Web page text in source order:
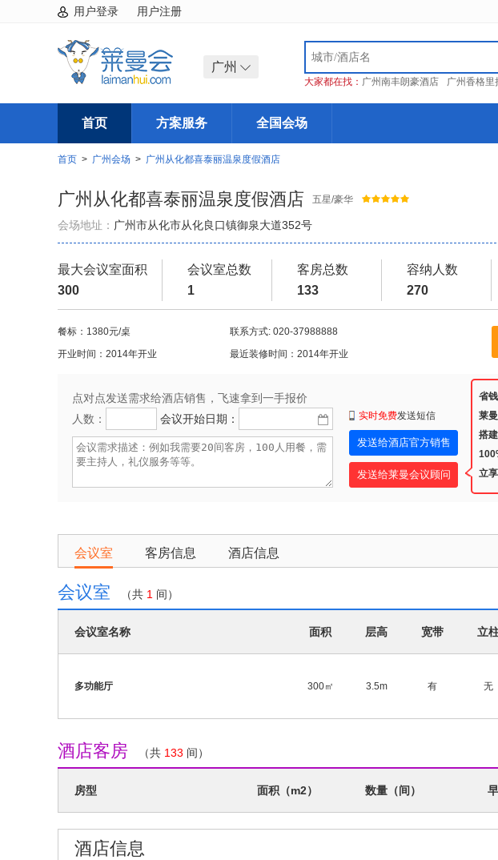
用户登录 用户注册
广州
大家都在找： 广州南丰朗豪酒店 广州香格里
首页 方案服务 全国会场
首页 > 广州会场 > 广州从化都喜泰丽温泉度假酒店
广州从化都喜泰丽温泉度假酒店 五星/豪华
会场地址： 广州市从化市从化良口镇御泉大道352号
最大会议室面积
300
会议室总数
1
客房总数
133
容纳人数
270
餐标：1380元/桌
联系方式: 020-37988888
开业时间：2014年开业
最近装修时间：2014年开业
点对点发送需求给酒店销售，飞速拿到一手报价
人数：
会议开始日期： 实时免费发送短信
省
莱
搭
立
会议室 客房信息 酒店信息
会议室 （共 1 间）
会议室名称 面积 层高 宽带 立
多功能厅 300㎡ 3.5m 有 无
酒店客房 （共 133 间）
房型 面积（m2） 数量（间）
酒店信息